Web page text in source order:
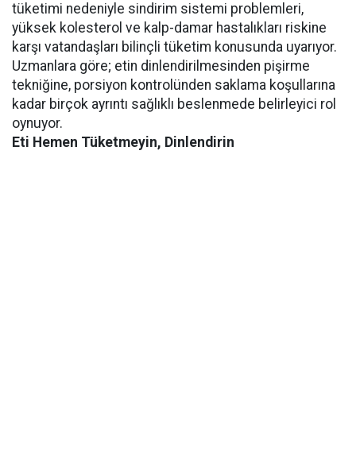
tüketimi nedeniyle sindirim sistemi problemleri,
yüksek kolesterol ve kalp-damar hastalıkları riskine
karşı vatandaşları bilinçli tüketim konusunda uyarıyor.
Uzmanlara göre; etin dinlendirilmesinden pişirme
tekniğine, porsiyon kontrolünden saklama koşullarına
kadar birçok ayrıntı sağlıklı beslenmede belirleyici rol
oynuyor.
Eti Hemen Tüketmeyin, Dinlendirin